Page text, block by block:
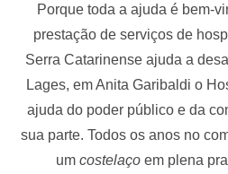
Porque toda a ajuda é bem-
prestação de serviços de
Serra Catarinense ajuda a
Lages, em Anita Garibaldi o
ajuda do poder público e da
sua parte. Todos os anos no
um costelaçoem plena